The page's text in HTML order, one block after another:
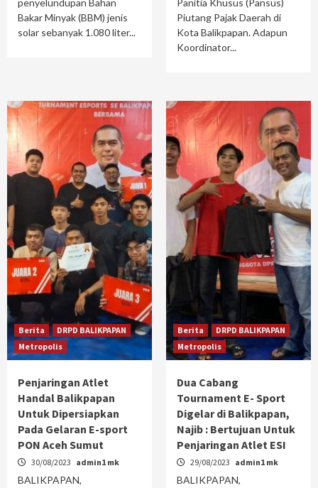
Bakar Minyak (BBM) jenis
solar sebanyak 1.080 liter...
Piutang Pajak Daerah di
Kota Balikpapan. Adapun
Koordinator...
Berita
DRPD BALIKPAPAN
Metropolis
Penjaringan Atlet
Handal Balikpapan
Untuk Dipersiapkan
Pada Gelaran E-sport
PON Aceh Sumut
30/08/2023 admin1 mk
BALIKPAPAN,
Berita
DRPD BALIKPAPAN
Metropolis
Dua Cabang
Tournament E- Sport
Digelar di Balikpapan,
Najib : Bertujuan Untuk
Penjaringan Atlet ESI
29/08/2023 admin1 mk
BALIKPAPAN,